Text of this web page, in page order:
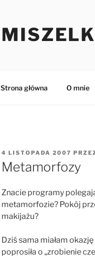
Strona główna O mnie
OPUBLIKOWANE
W
4 LISTOPADA 2007
Metamorfozy
Znacie programy
metamorfozie? Pokój
makijażu?
Dziś sama miałam
poprosiła o „zrobienie